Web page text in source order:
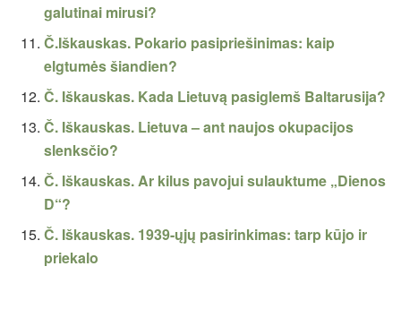
galutinai mirusi?
Č.Iškauskas. Pokario pasipriešinimas: kaip
elgtumės šiandien?
Č. Iškauskas. Kada Lietuvą pasiglemš Baltarusija?
Č. Iškauskas. Lietuva – ant naujos okupacijos
slenksčio?
Č. Iškauskas. Ar kilus pavojui sulauktume „Dienos
D“?
Č. Iškauskas. 1939-ųjų pasirinkimas: tarp kūjo ir
priekalo